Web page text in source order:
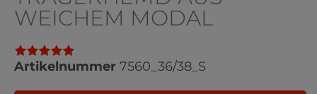
WEICHEM MODAL
Artikelnummer 7560_36/38_S